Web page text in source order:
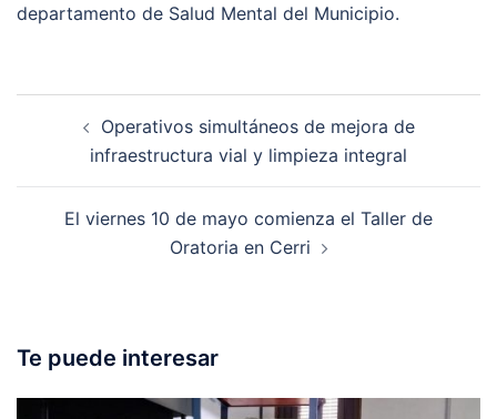
departamento de Salud Mental del Municipio.
navigationOperativos simultáneos de mejora de
infraestructura vial y limpieza integral
El viernes 10 de mayo comienza el Taller de
Oratoria en Cerri
Te puede interesar